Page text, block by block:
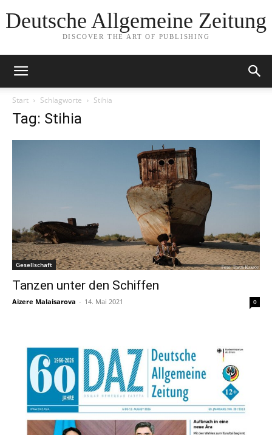
Deutsche Allgemeine Zeitung
DISCOVER THE ART OF PUBLISHING
Start Schlagworte Stihia
Tag: Stihia
Gesellschaft
Tanzen unter den Schiffen
Aizere Malaisarova - 14. Mai 2021 0